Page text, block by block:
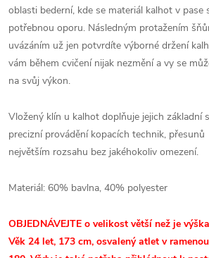
oblasti bederní, kde se materiál kalhot v pase
potřebnou oporu. Následným protažením
uvázáním už jen potvrdíte výborné držení
vám během cvičení nijak nezmění a vy se
na svůj výkon.
Vložený klín u kalhot doplňuje jejich základní
precizní provádění kopacích technik,
největším rozsahu bez jakéhokoliv omezení.
Materiál: 60% bavlna, 40% polyester
OBJEDNÁVEJTE o velikost větší než je
Věk 24 let, 173 cm, osvalený atlet v